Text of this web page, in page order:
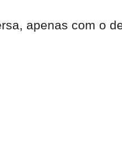
apenas com o